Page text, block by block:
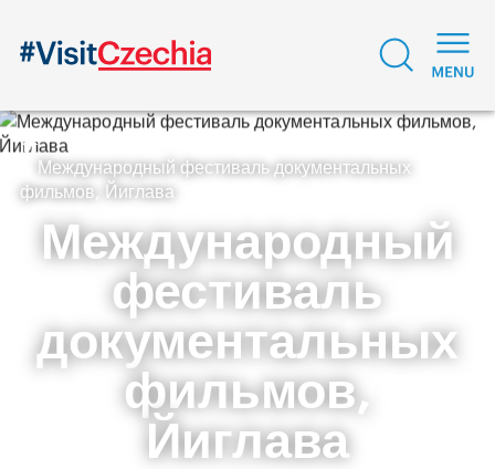
Международный фестиваль документальных
фильмов, Йиглава
Международный
фестиваль
документальных
фильмов,
Йиглава